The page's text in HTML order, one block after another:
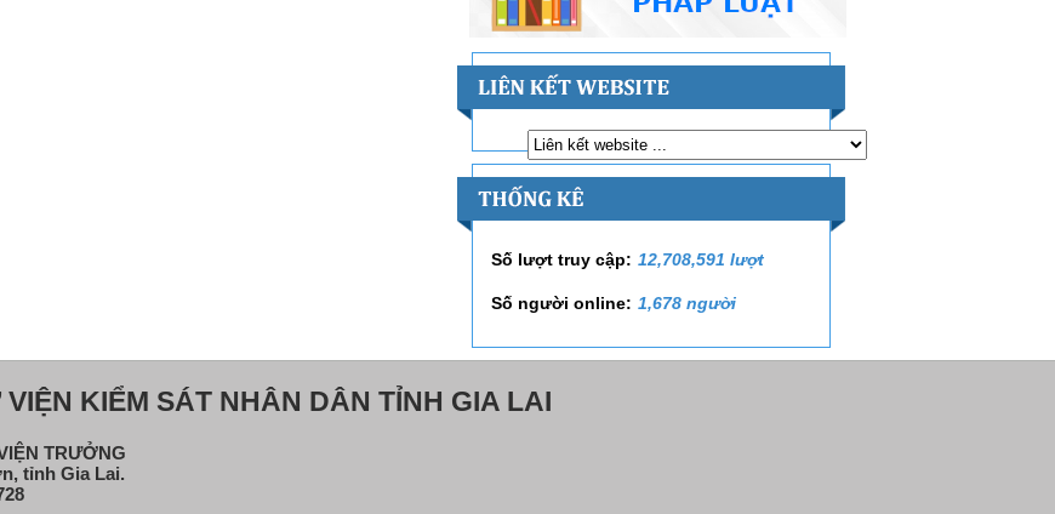
Số lượt truy cập: 12,708,591 lượt
Số người online: 1,678 người
KIỂM SÁT NHÂN DÂN TỈNH GIA LAI
TRƯỞNG
tỉnh Gia Lai.